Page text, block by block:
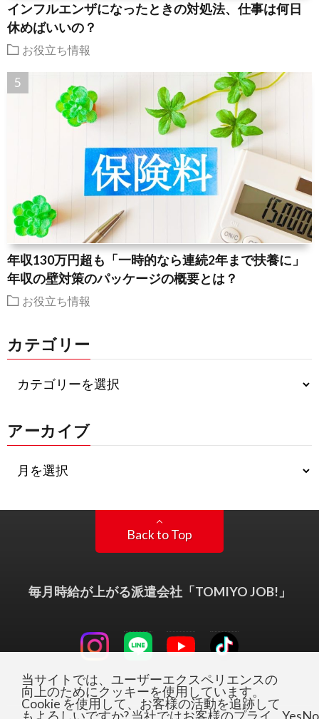
インフルエンザになったときの対処法、仕事は何日
休めばいいの？
お役立ち情報
年収130万円超も「一時的なら連続2年まで扶養に」
年収の壁対策のパッケージの概要とは？
お役立ち情報
カテゴリー
アーカイブ
Back to Top
毎月時給が上がる派遣会社「TOMIYO JOB!」
当サイトでは、ユーザーエクスペリエンスの
向上のためにクッキーを使用しています。
Cookie を使用して、お客様の活動を追跡して
もよろしいですか? 当社ではお客様のプライ
YesNo